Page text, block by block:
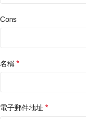
Cons
名稱 *
電子郵件地址 *